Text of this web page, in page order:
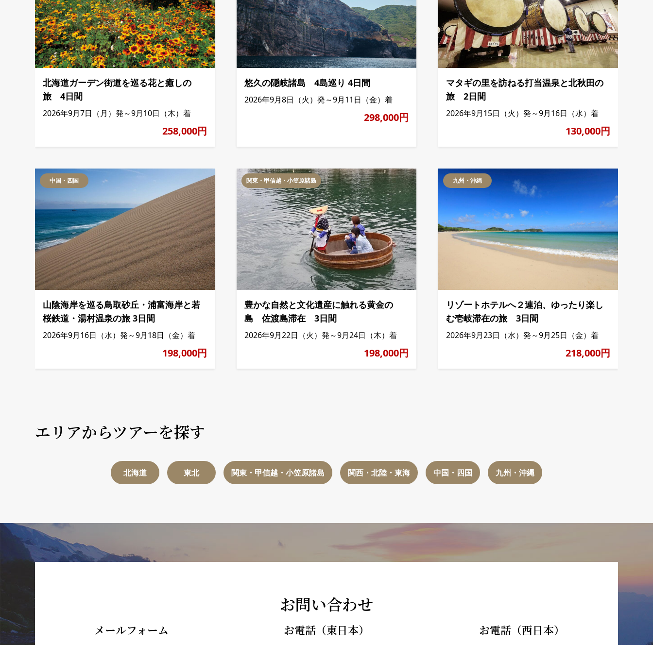
北海道ガーデン街道を巡る花と癒しの
旅 4日間
2026年9月7日（月）発～9月10日（木）着
258,000円
悠久の隠岐諸島 4島巡り 4日間
2026年9月8日（火）発～9月11日（金）着
298,000円
マタギの里を訪ねる打当温泉と北秋田の
旅 2日間
2026年9月15日（火）発～9月16日（水）着
130,000円
中国・四国
山陰海岸を巡る鳥取砂丘・浦富海岸と若
桜鉄道・湯村温泉の旅 3日間
2026年9月16日（水）発～9月18日（金）着
198,000円
関東・甲信越・小笠原諸島
豊かな自然と文化遺産に触れる黄金の
島 佐渡島滞在 3日間
2026年9月22日（火）発～9月24日（木）着
198,000円
九州・沖縄
リゾートホテルへ２連泊、ゆったり楽し
む壱岐滞在の旅 3日間
2026年9月23日（水）発～9月25日（金）着
218,000円
エリアからツアーを探す
北海道 東北 関東・甲信越・小笠原諸島 関西・北陸・東海 中国・四国 九州・沖縄
お問い合わせ
メールフォーム お電話（東日本） お電話（西日本）